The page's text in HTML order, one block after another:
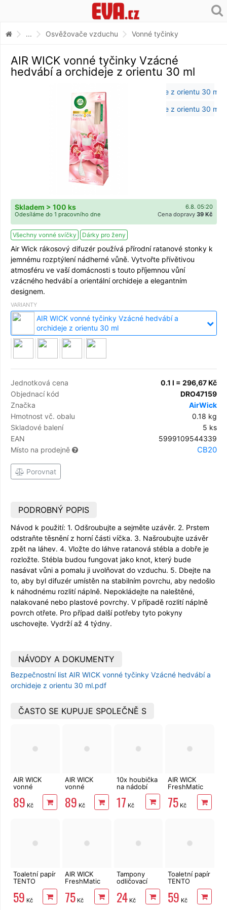
... Osvěžovače vzduchu Vonné tyčinky
AIR WICK vonné tyčinky Vzácné
hedvábí a orchideje z orientu 30 ml
6.8. 05:20
Skladem > 100 ks
Cena dopravy 39 Kč
Odesíláme do 1 pracovního dne
Všechny vonné svíčky Dárky pro ženy
Air Wick rákosový difuzér používá přírodní ratanové stonky k
jemnému rozptýlení nádherné vůně. Vytvořte přívětivou
atmosféru ve vaší domácnosti s touto příjemnou vůní
vzácného hedvábí a orientální orchideje a elegantním
designem.
VARIANTY
AIR WICK vonné tyčinky Vzácné hedvábí a
orchideje z orientu 30 ml
Jednotková cena
0.1 l = 296,67 Kč
Objednací kód
DRO47159
Značka
AirWick
Hmotnost vč. obalu
0.18 kg
Skladové balení
5 ks
EAN
5999109544339
Místo na prodejně
CB20
Porovnat
PODROBNÝ POPIS
Návod k použití: 1. Odšroubujte a sejměte uzávěr. 2. Prstem
odstraňte těsnění z horní části víčka. 3. Našroubujte uzávěr
zpět na láhev. 4. Vložte do láhve ratanová stébla a dobře je
rozložte. Stébla budou fungovat jako knot, který bude
nasávat vůni a pomalu ji uvolňovat do vzduchu. 5. Dbejte na
to, aby byl difuzér umístěn na stabilním povrchu, aby nedošlo
k náhodnému rozlití náplně. Nepokládejte na naleštěné,
nalakované nebo plastové povrchy. V případě rozlití náplně
povrch otřete. Pro případ další potřeby tyto pokyny
uschovejte. Vydrží až 4 týdny.
NÁVODY A DOKUMENTY
Bezpečnostní list AIR WICK vonné tyčinky Vzácné hedvábí a
orchideje z orientu 30 ml.pdf
ČASTO SE KUPUJE SPOLEČNĚ S
AIR WICK
vonné
Radostné
léto 30 ml
89 Kč
AIR WICK
vonné
Prádlo ve
vánku 30 ml
89 Kč
10x houbička
na nádobí
17 Kč
AIR WICK
FreshMatic
Magnolie &
Cherry
75 Kč
Toaletní papír
TENTO
3vrstvý 8 rolí,
144 m
59 Kč
AIR WICK
FreshMatic
náplň Jemný
satén a
Měsíční lilie
75Kč
Tampony
odličovací
LINTEO 120
ks
24Kč
Toaletní papír
TENTO
Ellegance
Pink 3vrstvý
8 rolí, 144 m
59 Kč